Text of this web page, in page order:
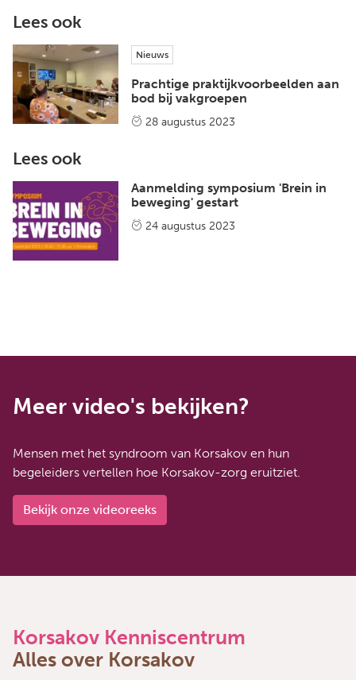
Lees ook
Nieuws
Prachtige praktijkvoorbeelden aan
bod bij vakgroepen
28 augustus 2023
Lees ook
Aanmelding symposium 'Brein in
beweging' gestart
24 augustus 2023
Meer video's bekijken?
Mensen met het syndroom van Korsakov en hun
begeleiders vertellen hoe Korsakov-zorg eruitziet.
Bekijk onze videoreeks
Korsakov Kenniscentrum
Alles over Korsakov